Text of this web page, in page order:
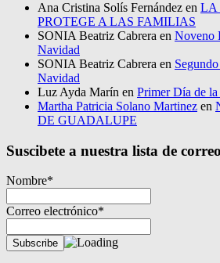
Ana Cristina Solís Fernández en LA
PROTEGE A LAS FAMILIAS
SONIA Beatriz Cabrera en Noveno
Navidad
SONIA Beatriz Cabrera en
Navidad
Luz Ayda Marín en Primer Día de
Martha Patricia Solano Martinez en
DE GUADALUPE
Suscibete a nuestra lista de
Nombre*
Correo electrónico*